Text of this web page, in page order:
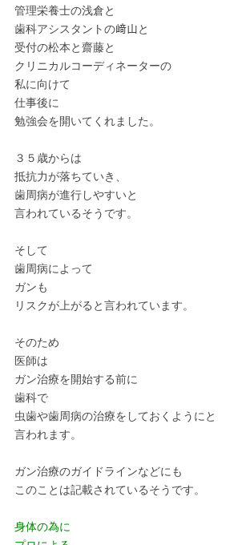
管理栄養士の浅倉と
歯科アシスタントの﨑山と
受付の松本と齋藤と
クリニカルコーディネーターの
私に向けて
仕事後に
勉強会を開いてくれました。
３５歳からは
抵抗力が落ちていき、
歯周病が進行しやすいと
言われているそうです。
そして
歯周病によって
ガンも
リスクが上がると言われています。
そのため
医師は
ガン治療を開始する前に
歯科で
虫歯や歯周病の治療をしておくようにと
言われます。
ガン治療のガイドラインなどにも
このことは記載されているそうです。
身体の為に